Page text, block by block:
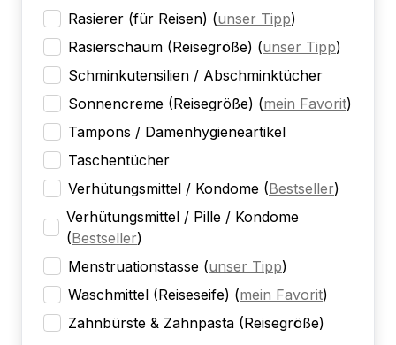
Rasierer (für Reisen) (unser Tipp)
Rasierschaum (Reisegröße) (unser Tipp)
Schminkutensilien / Abschminktücher
Sonnencreme (Reisegröße) (mein Favorit)
Tampons / Damenhygieneartikel
Taschentücher
Verhütungsmittel / Kondome (Bestseller)
Verhütungsmittel / Pille / Kondome
(Bestseller)
Menstruationstasse (unser Tipp)
Waschmittel (Reiseseife) (mein Favorit)
Zahnbürste & Zahnpasta (Reisegröße)